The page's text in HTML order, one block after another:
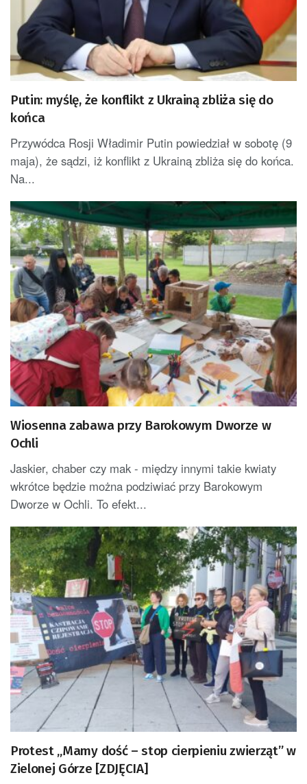
Putin: myślę, że konflikt z Ukrainą zbliża się do
końca
Przywódca Rosji Władimir Putin powiedział w sobotę (9
maja), że sądzi, iż konflikt z Ukrainą zbliża się do końca.
Na...
Wiosenna zabawa przy Barokowym Dworze w
Ochli
Jaskier, chaber czy mak - między innymi takie kwiaty
wkrótce będzie można podziwiać przy Barokowym
Dworze w Ochli. To efekt...
Protest „Mamy dość – stop cierpieniu zwierząt” w
Zielonej Górze [ZDJĘCIA]